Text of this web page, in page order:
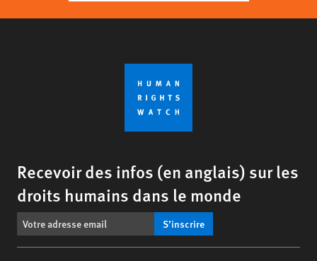
Recevoir des infos (en anglais) sur les
droits humains dans le monde
S’inscrire